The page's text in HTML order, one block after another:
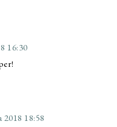
16:30
2018 18:58